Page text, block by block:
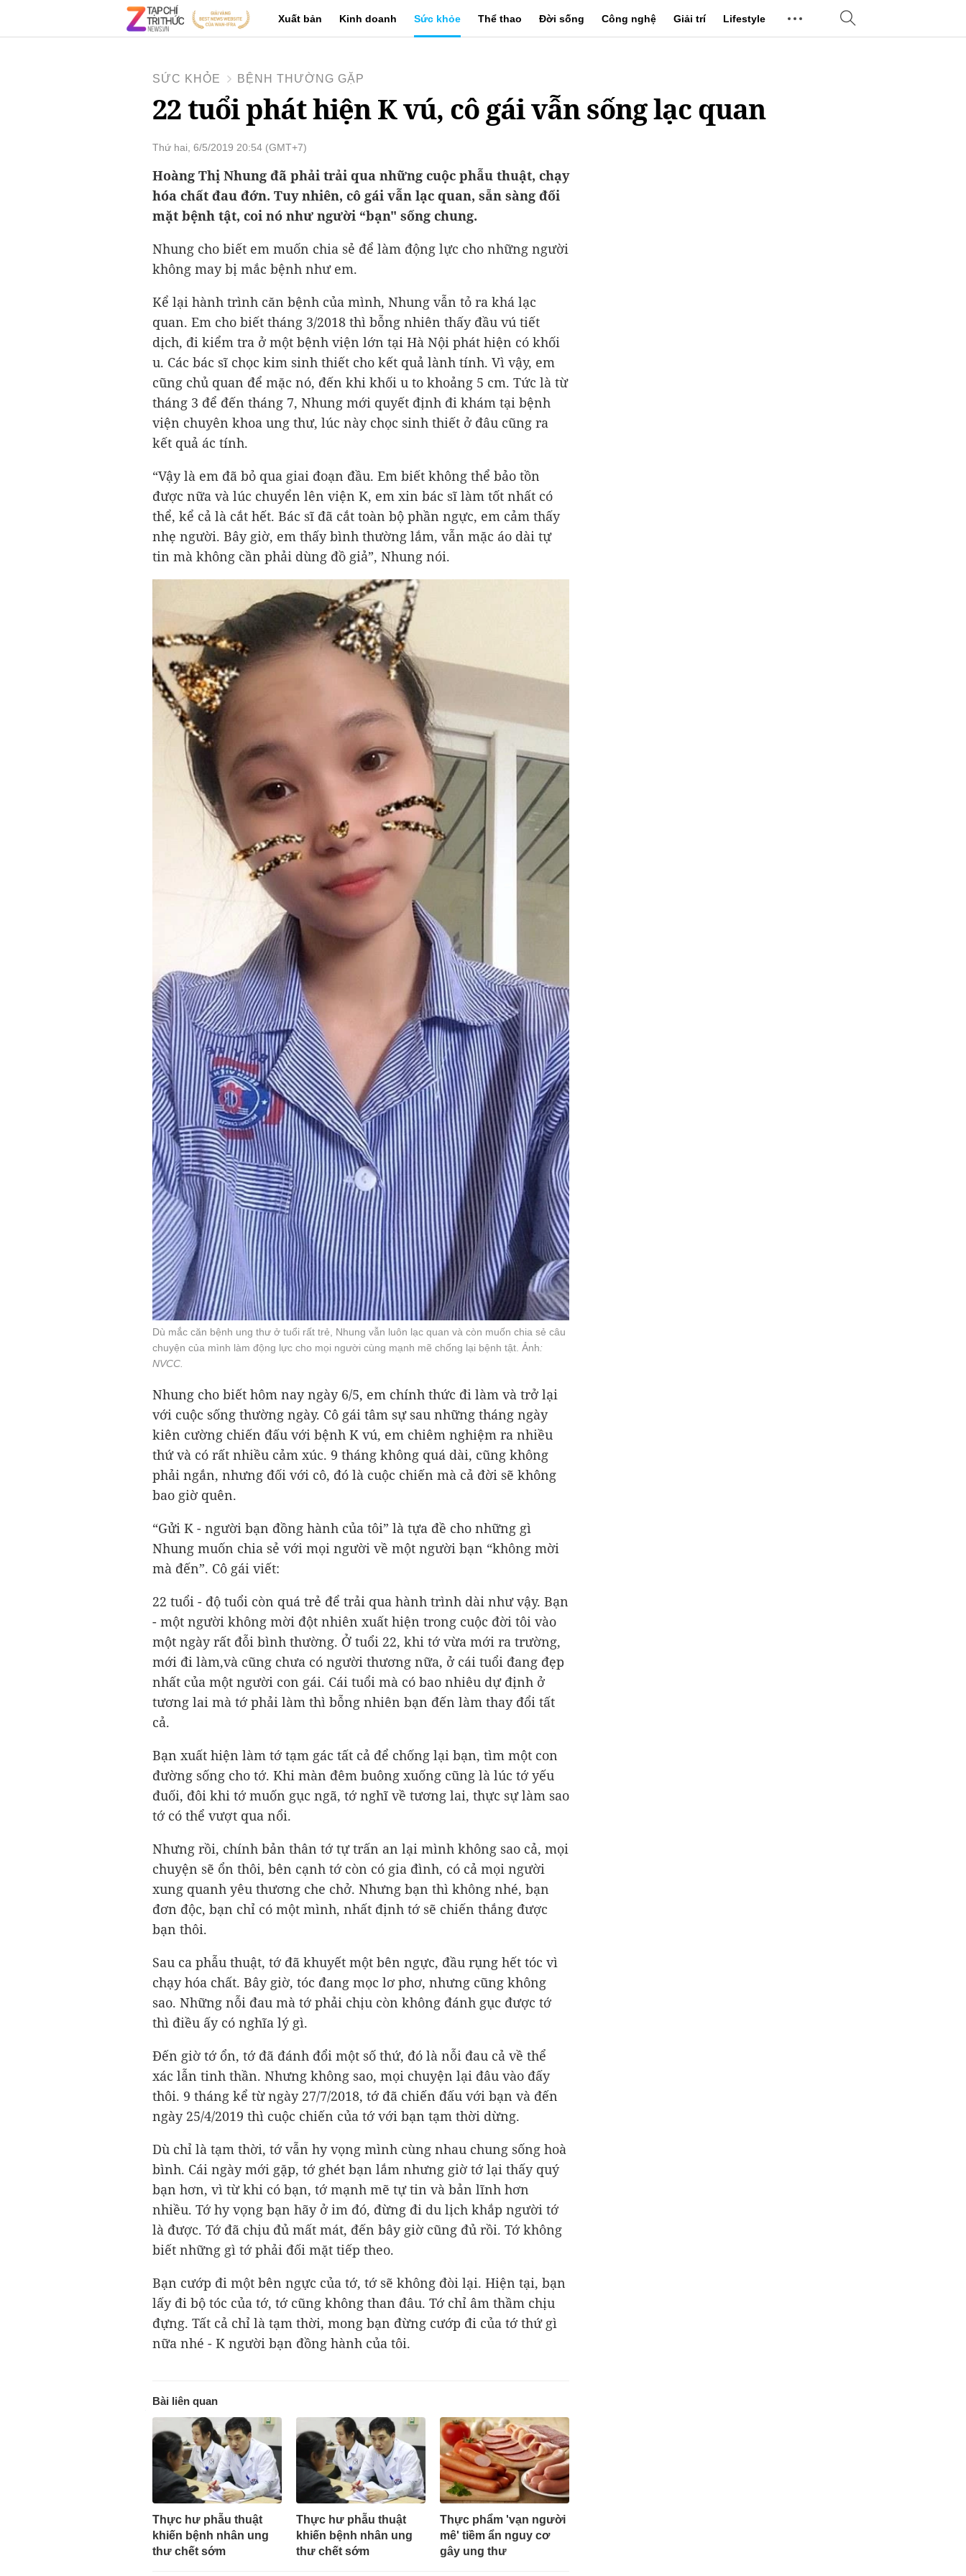
Xuất bản Kinh doanh Sức khỏe Thể thao Đời sống Công nghệ Giải trí Lifestyle
SỨC KHỎE BỆNH THƯỜNG GẶP
22 tuổi phát hiện K vú, cô gái vẫn sống lạc quan
Thứ hai, 6/5/2019 20:54 (GMT+7)
Hoàng Thị Nhung đã phải trải qua những cuộc phẫu thuật, chạy
hóa chất đau đớn. Tuy nhiên, cô gái vẫn lạc quan, sẵn sàng đối
mặt bệnh tật, coi nó như người “bạn" sống chung.
Nhung cho biết em muốn chia sẻ để làm động lực cho những người
không may bị mắc bệnh như em.
Kể lại hành trình căn bệnh của mình, Nhung vẫn tỏ ra khá lạc
quan. Em cho biết tháng 3/2018 thì bỗng nhiên thấy đầu vú tiết
dịch, đi kiểm tra ở một bệnh viện lớn tại Hà Nội phát hiện có khối
u. Các bác sĩ chọc kim sinh thiết cho kết quả lành tính. Vì vậy, em
cũng chủ quan để mặc nó, đến khi khối u to khoảng 5 cm. Tức là từ
tháng 3 để đến tháng 7, Nhung mới quyết định đi khám tại bệnh
viện chuyên khoa ung thư, lúc này chọc sinh thiết ở đâu cũng ra
kết quả ác tính.
“Vậy là em đã bỏ qua giai đoạn đầu. Em biết không thể bảo tồn
được nữa và lúc chuyển lên viện K, em xin bác sĩ làm tốt nhất có
thể, kể cả là cắt hết. Bác sĩ đã cắt toàn bộ phần ngực, em cảm thấy
nhẹ người. Bây giờ, em thấy bình thường lắm, vẫn mặc áo dài tự
tin mà không cần phải dùng đồ giả”, Nhung nói.
Dù mắc căn bệnh ung thư ở tuổi rất trẻ, Nhung vẫn luôn lạc quan và còn muốn chia sẻ câu
chuyện của mình làm động lực cho mọi người cùng mạnh mẽ chống lại bệnh tật. Ảnh:
NVCC.
Nhung cho biết hôm nay ngày 6/5, em chính thức đi làm và trở lại
với cuộc sống thường ngày. Cô gái tâm sự sau những tháng ngày
kiên cường chiến đấu với bệnh K vú, em chiêm nghiệm ra nhiều
thứ và có rất nhiều cảm xúc. 9 tháng không quá dài, cũng không
phải ngắn, nhưng đối với cô, đó là cuộc chiến mà cả đời sẽ không
bao giờ quên.
“Gửi K - người bạn đồng hành của tôi” là tựa đề cho những gì
Nhung muốn chia sẻ với mọi người về một người bạn “không mời
mà đến”. Cô gái viết:
22 tuổi - độ tuổi còn quá trẻ để trải qua hành trình dài như vậy. Bạn
- một người không mời đột nhiên xuất hiện trong cuộc đời tôi vào
một ngày rất đỗi bình thường. Ở tuổi 22, khi tớ vừa mới ra trường,
mới đi làm,và cũng chưa có người thương nữa, ở cái tuổi đang đẹp
nhất của một người con gái. Cái tuổi mà có bao nhiêu dự định ở
tương lai mà tớ phải làm thì bỗng nhiên bạn đến làm thay đổi tất
cả.
Bạn xuất hiện làm tớ tạm gác tất cả để chống lại bạn, tìm một con
đường sống cho tớ. Khi màn đêm buông xuống cũng là lúc tớ yếu
đuối, đôi khi tớ muốn gục ngã, tớ nghĩ về tương lai, thực sự làm sao
tớ có thể vượt qua nổi.
Nhưng rồi, chính bản thân tớ tự trấn an lại mình không sao cả, mọi
chuyện sẽ ổn thôi, bên cạnh tớ còn có gia đình, có cả mọi người
xung quanh yêu thương che chở. Nhưng bạn thì không nhé, bạn
đơn độc, bạn chỉ có một mình, nhất định tớ sẽ chiến thắng được
bạn thôi.
Sau ca phẫu thuật, tớ đã khuyết một bên ngực, đầu rụng hết tóc vì
chạy hóa chất. Bây giờ, tóc đang mọc lơ phơ, nhưng cũng không
sao. Những nỗi đau mà tớ phải chịu còn không đánh gục được tớ
thì điều ấy có nghĩa lý gì.
Đến giờ tớ ổn, tớ đã đánh đổi một số thứ, đó là nỗi đau cả về thể
xác lẫn tinh thần. Nhưng không sao, mọi chuyện lại đâu vào đấy
thôi. 9 tháng kể từ ngày 27/7/2018, tớ đã chiến đấu với bạn và đến
ngày 25/4/2019 thì cuộc chiến của tớ với bạn tạm thời dừng.
Dù chỉ là tạm thời, tớ vẫn hy vọng mình cùng nhau chung sống hoà
bình. Cái ngày mới gặp, tớ ghét bạn lắm nhưng giờ tớ lại thấy quý
bạn hơn, vì từ khi có bạn, tớ mạnh mẽ tự tin và bản lĩnh hơn
nhiều. Tớ hy vọng bạn hãy ở im đó, đừng đi du lịch khắp người tớ
là được. Tớ đã chịu đủ mất mát, đến bây giờ cũng đủ rồi. Tớ không
biết những gì tớ phải đối mặt tiếp theo.
Bạn cướp đi một bên ngực của tớ, tớ sẽ không đòi lại. Hiện tại, bạn
lấy đi bộ tóc của tớ, tớ cũng không than đâu. Tớ chỉ âm thầm chịu
đựng. Tất cả chỉ là tạm thời, mong bạn đừng cướp đi của tớ thứ gì
nữa nhé - K người bạn đồng hành của tôi.
Bài liên quan
Thực hư phẫu thuật
khiến bệnh nhân ung
thư chết sớm
Thực hư phẫu thuật
khiến bệnh nhân ung
thư chết sớm
Thực phẩm 'vạn người
mê' tiềm ẩn nguy cơ
gây ung thư